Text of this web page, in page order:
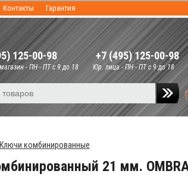
Контакты Гарантия
125-00-98
- ПН - ПТ с 9 до 18
+7 (495) 125-00-98
Юр. лица - ПН - ПТ с 9 до 18
Ключи комбинированные
21 мм.